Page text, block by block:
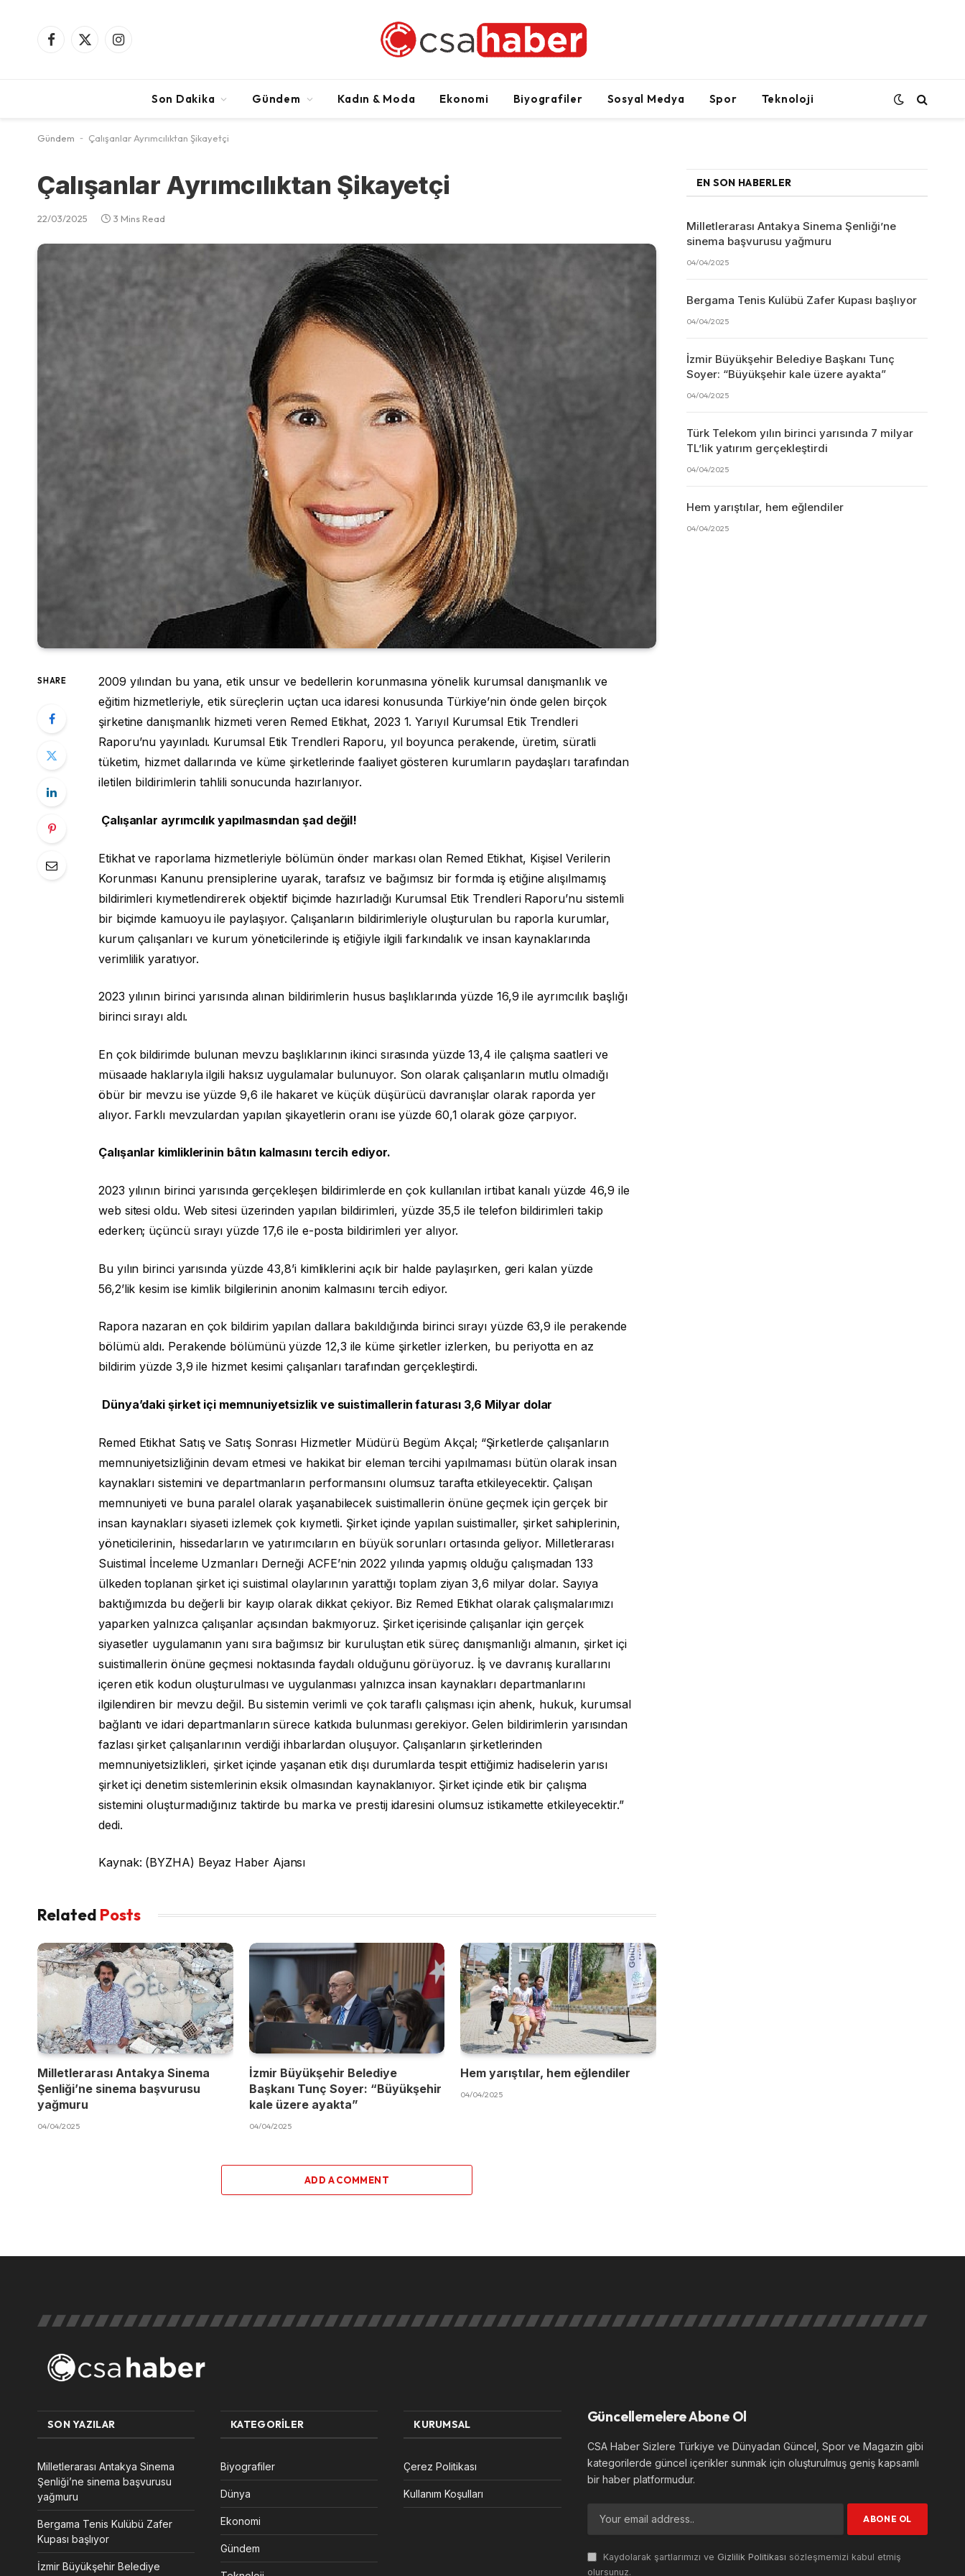
Facebook
X
Instagram
Son Dakika Gündem Kadın & Moda Ekonomi Biyografiler Sosyal Medya Spor Teknoloji
Gündem - Çalışanlar Ayrımcılıktan Şikayetçi
Çalışanlar Ayrımcılıktan Şikayetçi
22/03/2025 3 Mins Read
SHARE
2009 yılından bu yana, etik unsur ve bedellerin korunmasına yönelik kurumsal danışmanlık ve
eğitim hizmetleriyle, etik süreçlerin uçtan uca idaresi konusunda Türkiye’nin önde gelen birçok
şirketine danışmanlık hizmeti veren Remed Etikhat, 2023 1. Yarıyıl Kurumsal Etik Trendleri
Raporu’nu yayınladı. Kurumsal Etik Trendleri Raporu, yıl boyunca perakende, üretim, süratli
tüketim, hizmet dallarında ve küme şirketlerinde faaliyet gösteren kurumların paydaşları tarafından
iletilen bildirimlerin tahlili sonucunda hazırlanıyor.
Çalışanlar ayrımcılık yapılmasından şad değil!
Etikhat ve raporlama hizmetleriyle bölümün önder markası olan Remed Etikhat, Kişisel Verilerin
Korunması Kanunu prensiplerine uyarak, tarafsız ve bağımsız bir formda iş etiğine alışılmamış
bildirimleri kıymetlendirerek objektif biçimde hazırladığı Kurumsal Etik Trendleri Raporu’nu sistemli
bir biçimde kamuoyu ile paylaşıyor. Çalışanların bildirimleriyle oluşturulan bu raporla kurumlar,
kurum çalışanları ve kurum yöneticilerinde iş etiğiyle ilgili farkındalık ve insan kaynaklarında
verimlilik yaratıyor.
2023 yılının birinci yarısında alınan bildirimlerin husus başlıklarında yüzde 16,9 ile ayrımcılık başlığı
birinci sırayı aldı.
En çok bildirimde bulunan mevzu başlıklarının ikinci sırasında yüzde 13,4 ile çalışma saatleri ve
müsaade haklarıyla ilgili haksız uygulamalar bulunuyor. Son olarak çalışanların mutlu olmadığı
öbür bir mevzu ise yüzde 9,6 ile hakaret ve küçük düşürücü davranışlar olarak raporda yer
alıyor. Farklı mevzulardan yapılan şikayetlerin oranı ise yüzde 60,1 olarak göze çarpıyor.
Çalışanlar kimliklerinin bâtın kalmasını tercih ediyor.
2023 yılının birinci yarısında gerçekleşen bildirimlerde en çok kullanılan irtibat kanalı yüzde 46,9 ile
web sitesi oldu. Web sitesi üzerinden yapılan bildirimleri, yüzde 35,5 ile telefon bildirimleri takip
ederken; üçüncü sırayı yüzde 17,6 ile e-posta bildirimleri yer alıyor.
Bu yılın birinci yarısında yüzde 43,8’i kimliklerini açık bir halde paylaşırken, geri kalan yüzde
56,2’lik kesim ise kimlik bilgilerinin anonim kalmasını tercih ediyor.
Rapora nazaran en çok bildirim yapılan dallara bakıldığında birinci sırayı yüzde 63,9 ile perakende
bölümü aldı. Perakende bölümünü yüzde 12,3 ile küme şirketler izlerken, bu periyotta en az
bildirim yüzde 3,9 ile hizmet kesimi çalışanları tarafından gerçekleştirdi.
Dünya’daki şirket içi memnuniyetsizlik ve suistimallerin faturası 3,6 Milyar dolar
Remed Etikhat Satış ve Satış Sonrası Hizmetler Müdürü Begüm Akçal; “Şirketlerde çalışanların
memnuniyetsizliğinin devam etmesi ve hakikat bir eleman tercihi yapılmaması bütün olarak insan
kaynakları sistemini ve departmanların performansını olumsuz tarafta etkileyecektir. Çalışan
memnuniyeti ve buna paralel olarak yaşanabilecek suistimallerin önüne geçmek için gerçek bir
insan kaynakları siyaseti izlemek çok kıymetli. Şirket içinde yapılan suistimaller, şirket sahiplerinin,
yöneticilerinin, hissedarların ve yatırımcıların en büyük sorunları ortasında geliyor. Milletlerarası
Suistimal İnceleme Uzmanları Derneği ACFE’nin 2022 yılında yapmış olduğu çalışmadan 133
ülkeden toplanan şirket içi suistimal olaylarının yarattığı toplam ziyan 3,6 milyar dolar. Sayıya
baktığımızda bu değerli bir kayıp olarak dikkat çekiyor. Biz Remed Etikhat olarak çalışmalarımızı
yaparken yalnızca çalışanlar açısından bakmıyoruz. Şirket içerisinde çalışanlar için gerçek
siyasetler uygulamanın yanı sıra bağımsız bir kuruluştan etik süreç danışmanlığı almanın, şirket içi
suistimallerin önüne geçmesi noktasında faydalı olduğunu görüyoruz. İş ve davranış kurallarını
içeren etik kodun oluşturulması ve uygulanması yalnızca insan kaynakları departmanlarını
ilgilendiren bir mevzu değil. Bu sistemin verimli ve çok taraflı çalışması için ahenk, hukuk, kurumsal
bağlantı ve idari departmanların sürece katkıda bulunması gerekiyor. Gelen bildirimlerin yarısından
fazlası şirket çalışanlarının verdiği ihbarlardan oluşuyor. Çalışanların şirketlerinden
memnuniyetsizlikleri, şirket içinde yaşanan etik dışı durumlarda tespit ettiğimiz hadiselerin yarısı
şirket içi denetim sistemlerinin eksik olmasından kaynaklanıyor. Şirket içinde etik bir çalışma
sistemini oluşturmadığınız taktirde bu marka ve prestij idaresini olumsuz istikamette etkileyecektir.”
dedi.
Kaynak: (BYZHA) Beyaz Haber Ajansı
Related Posts
Milletlerarası Antakya Sinema
Şenliği’ne sinema başvurusu
yağmuru
04/04/2025
İzmir Büyükşehir Belediye
Başkanı Tunç Soyer: “Büyükşehir
kale üzere ayakta”
04/04/2025
Hem yarıştılar, hem eğlendiler
04/04/2025
ADD A COMMENT
EN SON HABERLER
Milletlerarası Antakya Sinema Şenliği’ne
sinema başvurusu yağmuru
04/04/2025
Bergama Tenis Kulübü Zafer Kupası başlıyor
04/04/2025
İzmir Büyükşehir Belediye Başkanı Tunç
Soyer: “Büyükşehir kale üzere ayakta”
04/04/2025
Türk Telekom yılın birinci yarısında 7 milyar
TL’lik yatırım gerçekleştirdi
04/04/2025
Hem yarıştılar, hem eğlendiler
04/04/2025
SON YAZILAR
Milletlerarası Antakya Sinema
Şenliği’ne sinema başvurusu
yağmuru
Bergama Tenis Kulübü Zafer
Kupası başlıyor
İzmir Büyükşehir Belediye
KATEGORILER
Biyografiler
Dünya
Ekonomi
Gündem
KURUMSAL
Çerez Politikası
Kullanım Koşulları
Güncellemelere Abone Ol
CSA Haber Sizlere Türkiye ve Dünyadan Güncel, Spor ve Magazin gibi
kategorilerde güncel içerikler sunmak için oluşturulmuş geniş kapsamlı
bir haber platformudur.
Kaydolarak şartlarımızı ve Gizlilik Politikası sözleşmemizi kabul etmiş
olursunuz.